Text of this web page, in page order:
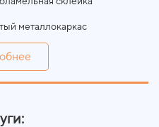
металлокаркас